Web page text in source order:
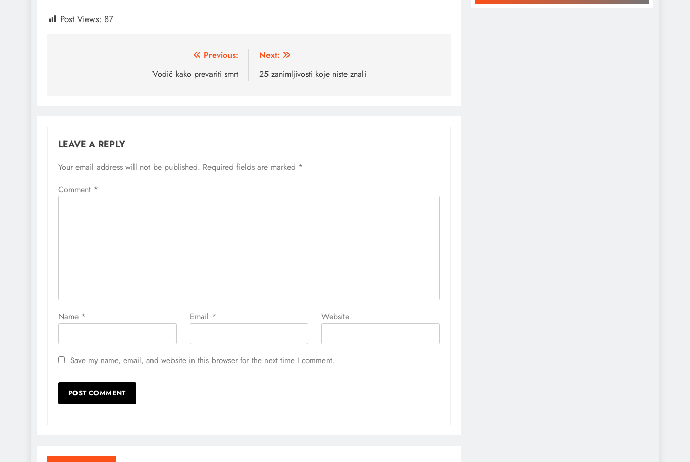
Post Views: 87
Previous:
Vodič kako prevariti smrt
Next:
25 zanimljivosti koje niste znali
LEAVE A REPLY
Your email address will not be published. Required fields are marked *
Comment *
Name * Email * Website
Save my name, email, and website in this browser for the next time I comment.